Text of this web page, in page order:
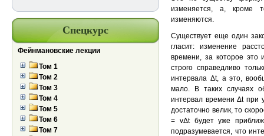
Спецкурс
Фейнмановские лекции
Том 1
Том 2
Том 3
Том 4
Том 5
Том 6
Том 7
изменяется, а, кроме
изменяются.
Существует еще один
гласит: изменение
времени, за которое
строго справедливо
интервала Δt, а это,
мало. В таких случаях
интервал времени Δt при
достаточно велик, то
= vΔt будет уже
подразумевается, что